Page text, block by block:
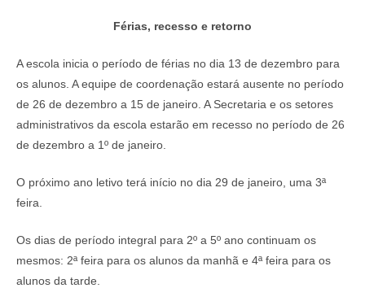
Férias, recesso e retorno
A escola inicia o período de férias no dia 13 de dezembro para
os alunos. A equipe de coordenação estará ausente no período
de 26 de dezembro a 15 de janeiro. A Secretaria e os setores
administrativos da escola estarão em recesso no período de 26
de dezembro a 1º de janeiro.
O próximo ano letivo terá início no dia 29 de janeiro, uma 3ª
feira.
Os dias de período integral para 2º a 5º ano continuam os
mesmos: 2ª feira para os alunos da manhã e 4ª feira para os
alunos da tarde.